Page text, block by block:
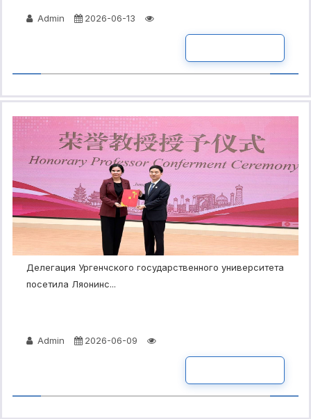
Admin 2026-06-13
Делегация Ургенчского государственного университета
посетила Ляонинс...
Admin 2026-06-09